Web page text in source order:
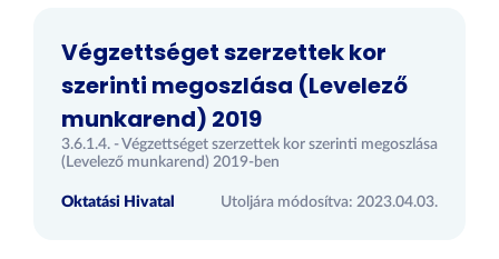
Végzettséget szerzettek kor
szerinti megoszlása (Levelező
munkarend) 2019
3.6.1.4. - Végzettséget szerzettek kor szerinti megoszlása
(Levelező munkarend) 2019-ben
Oktatási Hivatal Utoljára módosítva: 2023.04.03.